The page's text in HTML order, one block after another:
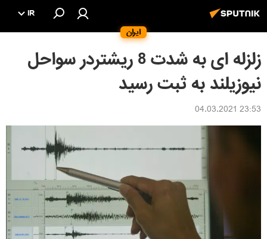
ایران
IR
زلزله ای به شدت 8 ریشتردر سواحل
نیوزیلند به ثبت رسید
23:53 04.03.2021